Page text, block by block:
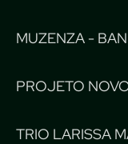
MUZENZA -
PROJETO
TRIO LARISSA